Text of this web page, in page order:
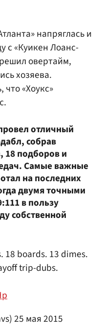
напряглась и
с «Куикен Лоанс-
овертайм,
хозяева.
что «Хоукс»
отличный
собрав
18 подборов и
Самые важные
на последних
двумя точными
в пользу
собственной
18 boards. 13 dimes.
trip-dubs.
25 мая 2015